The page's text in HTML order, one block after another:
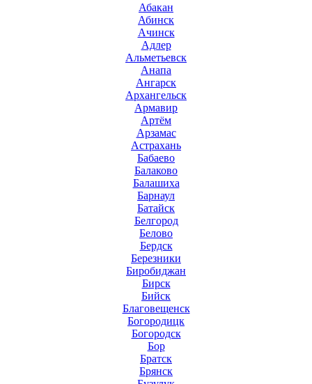
Абакан
Абинск
Ачинск
Адлер
Альметьевск
Анапа
Ангарск
Архангельск
Армавир
Артём
Арзамас
Астрахань
Бабаево
Балаково
Балашиха
Барнаул
Батайск
Белгород
Белово
Бердск
Березники
Биробиджан
Бирск
Бийск
Благовещенск
Богородицк
Богородск
Бор
Братск
Брянск